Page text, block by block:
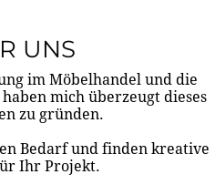
UNS
im Möbelhandel und die
mich überzeugt dieses
zu gründen.
Bedarf und finden kreative
Ihr Projekt.